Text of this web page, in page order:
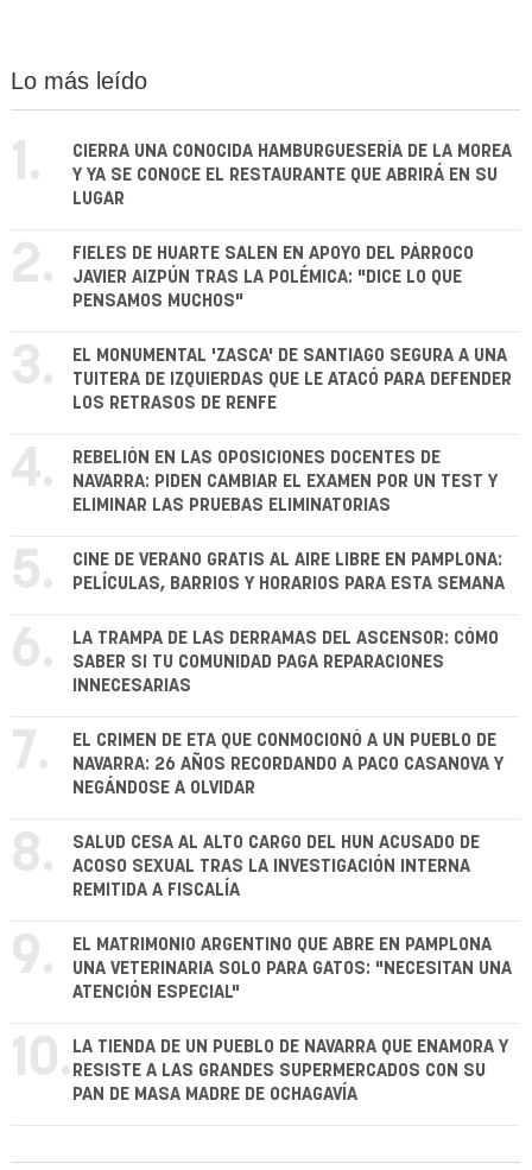
Lo más leído
1.
CIERRA UNA CONOCIDA HAMBURGUESERÍA DE LA MOREA
Y YA SE CONOCE EL RESTAURANTE QUE ABRIRÁ EN SU
LUGAR
2.
FIELES DE HUARTE SALEN EN APOYO DEL PÁRROCO
JAVIER AIZPÚN TRAS LA POLÉMICA: "DICE LO QUE
PENSAMOS MUCHOS"
3.
EL MONUMENTAL 'ZASCA' DE SANTIAGO SEGURA A UNA
TUITERA DE IZQUIERDAS QUE LE ATACÓ PARA DEFENDER
LOS RETRASOS DE RENFE
4.
REBELIÓN EN LAS OPOSICIONES DOCENTES DE
NAVARRA: PIDEN CAMBIAR EL EXAMEN POR UN TEST Y
ELIMINAR LAS PRUEBAS ELIMINATORIAS
5.
CINE DE VERANO GRATIS AL AIRE LIBRE EN PAMPLONA:
PELÍCULAS, BARRIOS Y HORARIOS PARA ESTA SEMANA
6.
LA TRAMPA DE LAS DERRAMAS DEL ASCENSOR: CÓMO
SABER SI TU COMUNIDAD PAGA REPARACIONES
INNECESARIAS
7.
EL CRIMEN DE ETA QUE CONMOCIONÓ A UN PUEBLO DE
NAVARRA: 26 AÑOS RECORDANDO A PACO CASANOVA Y
NEGÁNDOSE A OLVIDAR
8.
SALUD CESA AL ALTO CARGO DEL HUN ACUSADO DE
ACOSO SEXUAL TRAS LA INVESTIGACIÓN INTERNA
REMITIDA A FISCALÍA
9.
EL MATRIMONIO ARGENTINO QUE ABRE EN PAMPLONA
UNA VETERINARIA SOLO PARA GATOS: "NECESITAN UNA
ATENCIÓN ESPECIAL"
10. LA TIENDA DE UN PUEBLO DE NAVARRA QUE ENAMORA Y
RESISTE A LAS GRANDES SUPERMERCADOS CON SU
PAN DE MASA MADRE DE OCHAGAVÍA